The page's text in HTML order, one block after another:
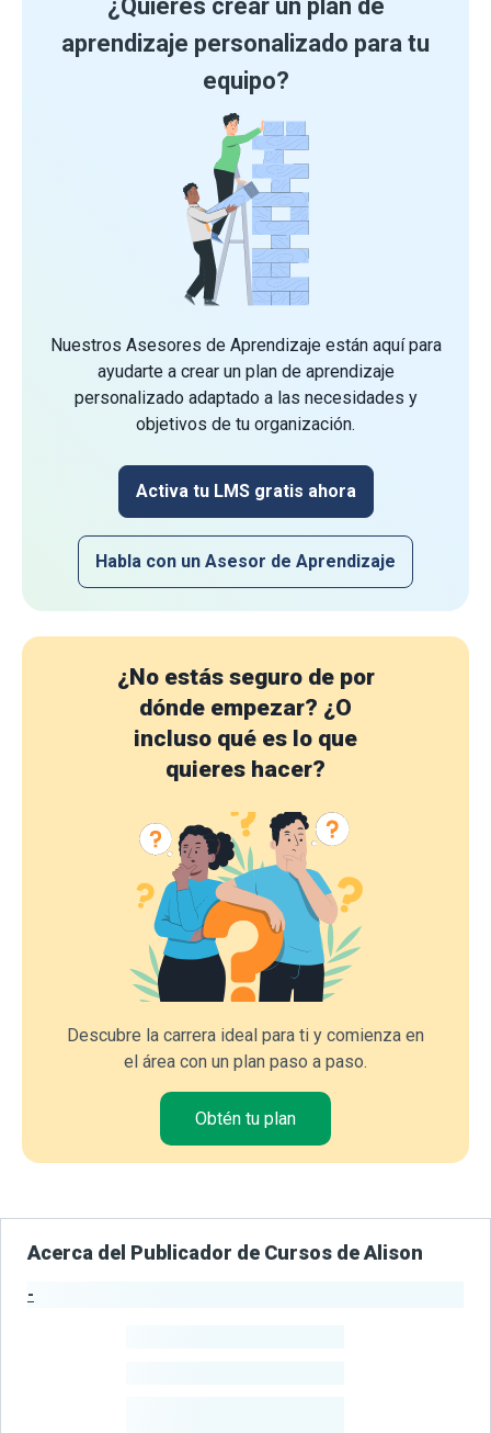
¿Quieres crear un plan de
aprendizaje personalizado para tu
equipo?
Nuestros Asesores de Aprendizaje están aquí para
ayudarte a crear un plan de aprendizaje
personalizado adaptado a las necesidades y
objetivos de tu organización.
Activa tu LMS gratis ahora
Habla con un Asesor de Aprendizaje
¿No estás seguro de por
dónde empezar? ¿O
incluso qué es lo que
quieres hacer?
Descubre la carrera ideal para ti y comienza en
el área con un plan paso a paso.
Obtén tu plan
Acerca del Publicador de Cursos de Alison
-